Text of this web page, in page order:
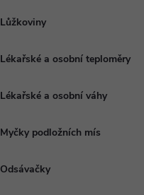
Lůžkoviny
Lékařské a osobní teploměry
Lékařské a osobní váhy
Myčky podložních mís
Odsávačky